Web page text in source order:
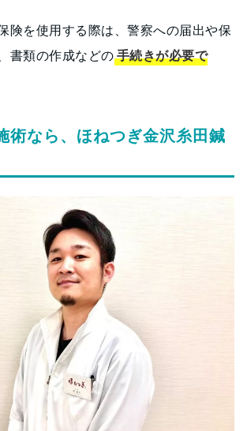
険を使用する際は、警察への届出や保
書類の作成などの手続きが必要で
術なら、ほねつぎ金沢糸田鍼